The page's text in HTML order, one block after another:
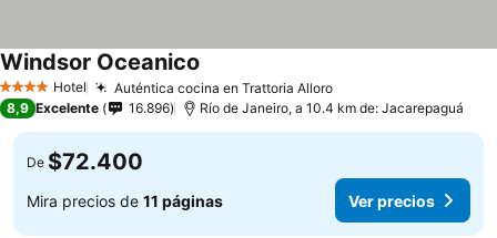
4 EstrellasHotel Auténtica cocina en Trattoria AlloroVer precios
Windsor Oceanico
8,9 Excelente 16.896 Río de Janeiro, a 10.4 km de: Jacarepaguá
De $72.400
Mira precios de 11 páginas Ver precios